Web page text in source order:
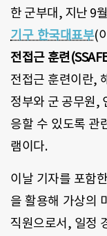
한 군부대, 지난 9
기구 한국대표부(
전접근 훈련
전접근 훈련이란,
정부와 군 공무원,
응할 수 있도록 관
램이다.
이날 기자를 포함
을 활용해 가상의
직원으로서, 일정